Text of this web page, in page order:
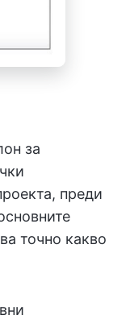
за
преди
точно какво